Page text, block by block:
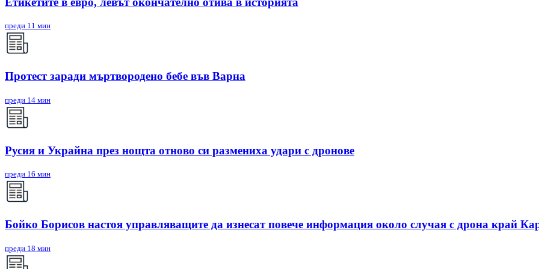
преди 11 мин
Протест заради мъртвородено бебе във Варна
преди 14 мин
Русия и Украйна през нощта отново си размениха удари с дронове
преди 16 мин
Бойко Борисов настоя управляващите да изнесат повече информация около случая с дрона край
преди 18 мин